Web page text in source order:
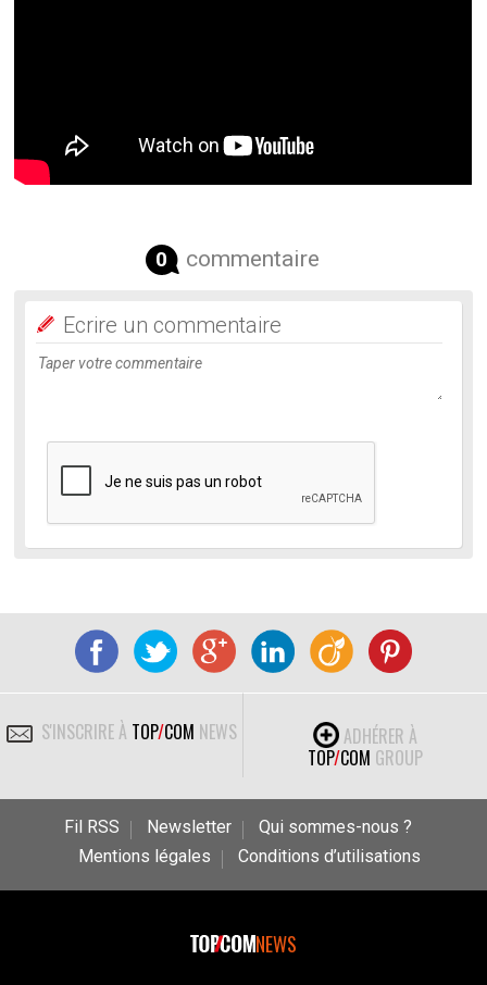
0 commentaire
Ecrire un commentaire
S'INSCRIRE À TOP/COM NEWS
ADHÉRER À
TOP/COM GROUP
Fil RSS Newsletter
Qui sommes-nous ?
Mentions légales
Conditions d’utilisations
NEWS